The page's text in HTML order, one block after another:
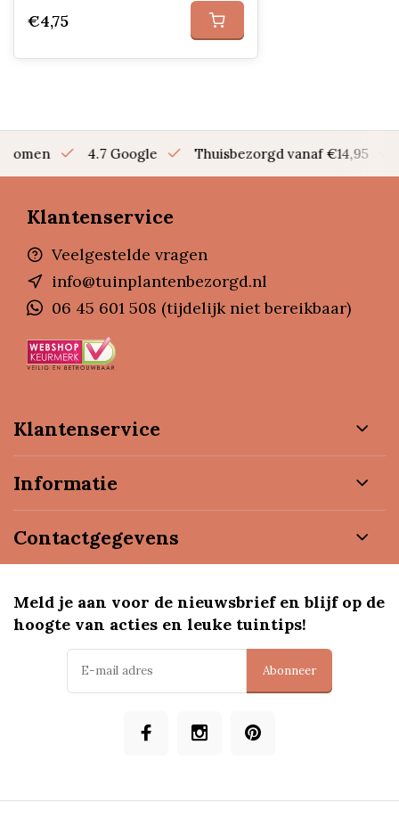
€4,75
bomen 4.7 Google Thuisbezorgd vanaf €14,95
Klantenservice
Veelgestelde vragen
info@tuinplantenbezorgd.nl
06 45 601 508 (tijdelijk niet bereikbaar)
Klantenservice
Informatie
Contactgegevens
Meld je aan voor de nieuwsbrief en blijf op de
hoogte van acties en leuke tuintips!
Abonneer